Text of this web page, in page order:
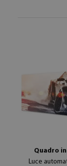
Quadro
Luce